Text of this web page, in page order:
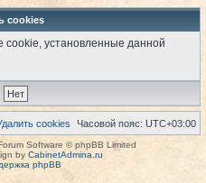
с
cookies
cookie, установленные данной
Часовой пояс: UTC+03:00
cookies
Software © phpBB Limited
by CabinetAdmina.ru
phpBB